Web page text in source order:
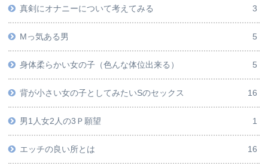
真剣にオナニーについて考えてみる 3
Mっ気ある男 5
身体柔らかい女の子（色んな体位出来る） 5
背が小さい女の子としてみたいSのセックス 16
男1人女2人の3Ｐ願望 1
エッチの良い所とは 16